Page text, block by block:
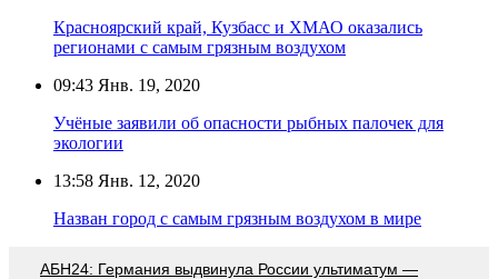
Красноярский край, Кузбасс и ХМАО оказались
регионами с самым грязным воздухом
09:43 Янв. 19, 2020
Учёные заявили об опасности рыбных палочек для
экологии
13:58 Янв. 12, 2020
Назван город с самым грязным воздухом в мире
АБН24: Германия выдвинула России ультиматум —